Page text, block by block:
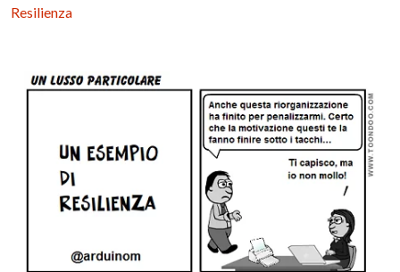
Resilienza